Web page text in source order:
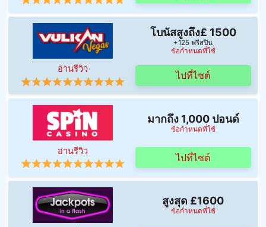
โบนัสสูงถึง£ 1500
+125 ฟรีสปิน
ข้อกำหนดที่ใช้
อ่านรีวิว
ไปที่ไซต์
มากถึง 1,000 ปอนด์
ข้อกำหนดที่ใช้
อ่านรีวิว
ไปที่ไซต์
สูงสุด £1600
ข้อกำหนดที่ใช้